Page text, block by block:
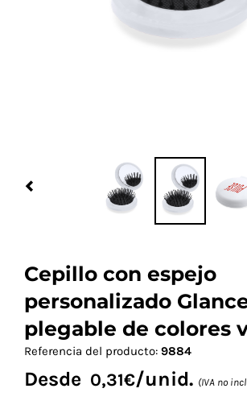
Cepillo con espejo
personalizado
plegable de colores
Referencia del producto: 9884
Desde 0,31€/unid. (IVA no